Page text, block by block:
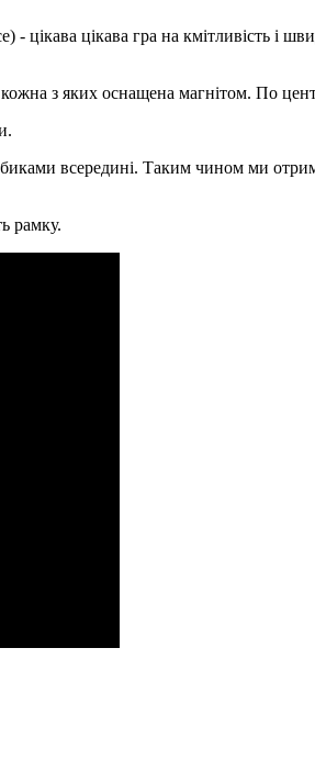
- цікава цікава гра на кмітливість і
з яких оснащена магнітом. По
всередині. Таким чином ми
рамку.